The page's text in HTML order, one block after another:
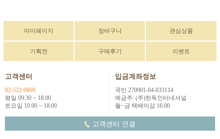
마이페이지 장바구니 관심상품
기획전 구매후기 이벤트
고객센터
02-522-0869
평일 09:30 ~ 18:00
토요일 10:00 ~ 18:00
입금계좌정보
국민 270901-04-033114
예금주: (주)한독인터네셔널
월~금 택배마감 16:00
고객센터 연결